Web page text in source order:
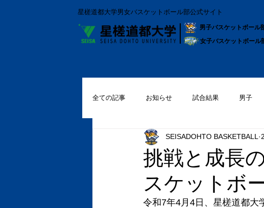
星槎道都大学男女バスケットボール部公式サイト
男子バスケットボール
女子バスケットボール
全ての記事 お知らせ 試合結果 男子
挑戦と成長
スケットボ
SEISADOHTO BASKETBALL
令和7年4月4日、星槎道都大